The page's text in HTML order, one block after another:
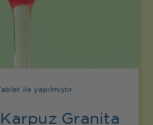
ile yapılmıştır
Granita